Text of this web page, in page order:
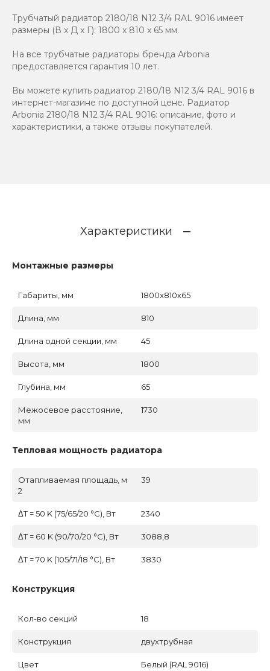
Трубчатый радиатор 2180/18 N12 3/4 RAL 9016 имеет
размеры (В x Д x Г): 1800 x 810 x 65 мм.
На все трубчатые радиаторы бренда Аrbonia
предоставляется гарантия 10 лет.
Вы можете купить радиатор 2180/18 N12 3/4 RAL 9016 в
интернет-магазине по доступной цене. Радиатор
Arbonia 2180/18 N12 3/4 RAL 9016: описание, фото и
характеристики, а также отзывы покупателей.
Характеристики
Монтажные размеры
Габариты, мм 1800x810x65
Длина, мм 810
Длина одной секции, мм 45
Высота, мм 1800
Глубина, мм 65
Межосевое расстояние,
мм
1730
Тепловая мощность радиатора
Отапливаемая площадь, м
2
39
ΔT = 50 K (75/65/20 °C), Вт 2340
ΔT = 60 K (90/70/20 °C), Вт 3088,8
ΔT = 70 K (105/71/18 °C), Вт 3830
Конструкция
Кол-во секций 18
Конструкция двухтрубная
Цвет Белый (RAL 9016)